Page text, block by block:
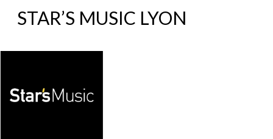
STAR’S MUSIC LYON